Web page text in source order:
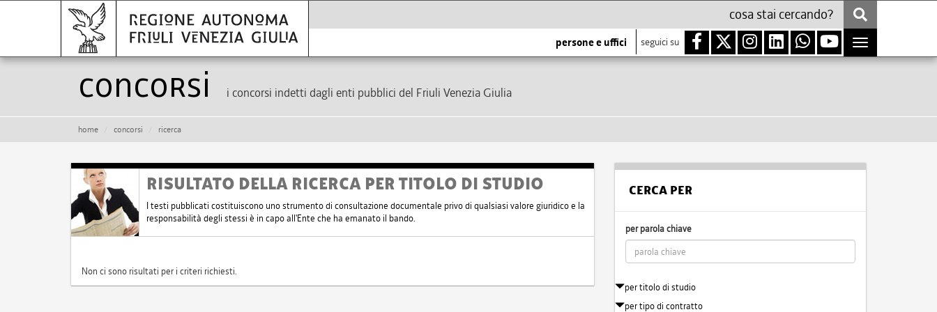
persone e uffici seguici su
Toggle
navigation
Concorsi i concorsi indetti dagli enti pubblici del Friuli Venezia Giulia
home concorsi ricerca
RISULTATO DELLA RICERCA PER TITOLO DI STUDIO
I testi pubblicati costituiscono uno strumento di consultazione documentale privo di qualsiasi valore giuridico e la
responsabilità degli stessi è in capo all'Ente che ha emanato il bando.
Non ci sono risultati per i criteri richiesti.
CERCA PER
per parola chiave
per titolo di studio
per tipo di contratto